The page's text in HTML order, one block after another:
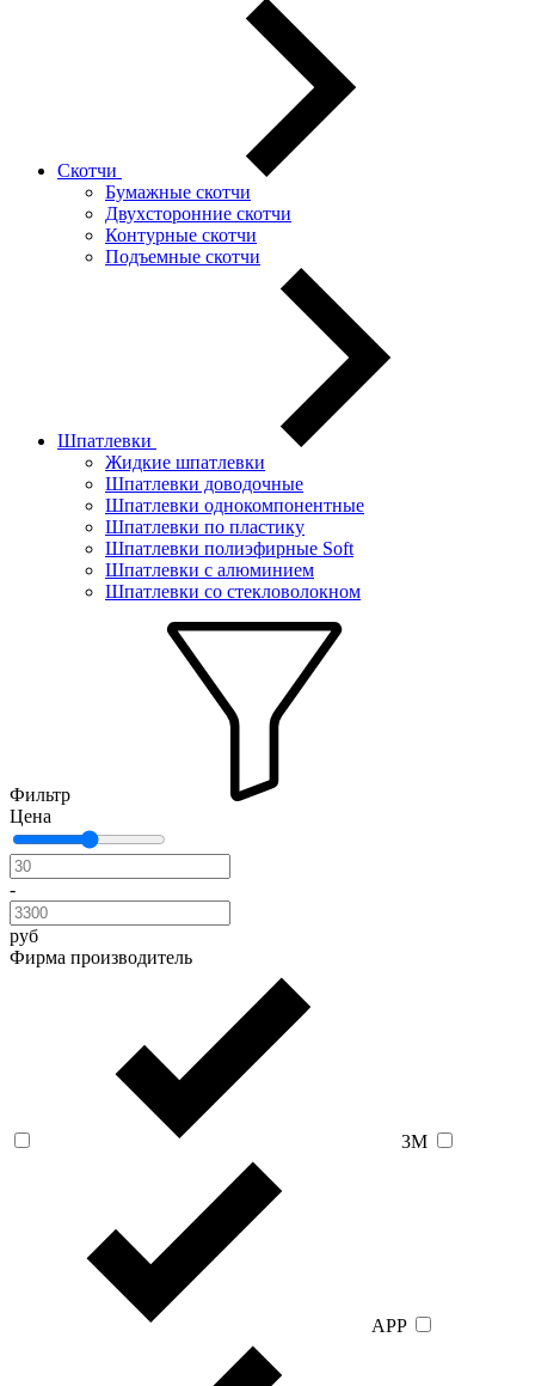
Скотчи
Бумажные скотчи
Двухсторонние скотчи
Контурные скотчи
Подъемные скотчи
Шпатлевки
Жидкие шпатлевки
Шпатлевки доводочные
Шпатлевки однокомпонентные
Шпатлевки по пластику
Шпатлевки полиэфирные Soft
Шпатлевки с алюминием
Шпатлевки со стекловолокном
Фильтр
Цена
-
руб
Фирма производитель
3M
APP